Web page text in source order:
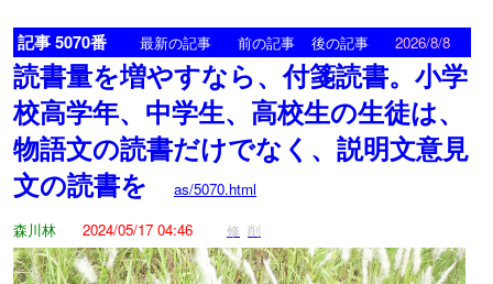
記事 5070番 最新の記事 前の記事 後の記事 2026/8/8
読書量を増やすなら、付箋読書。小学
校高学年、中学生、高校生の生徒は、
物語文の読書だけでなく、説明文意見
文の読書を
as/5070.html
森川林
2024/05/17 04:46 修 削